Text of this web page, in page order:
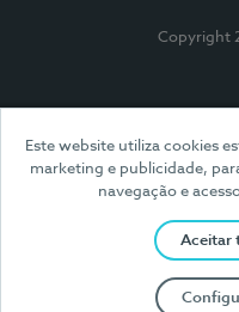
Este website utiliza cookies
marketing e publicidade,
navegação e
Aceitar
Copyright